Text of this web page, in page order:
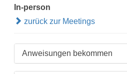
In-person
zurück zur Meetings
Anweisungen bekommen